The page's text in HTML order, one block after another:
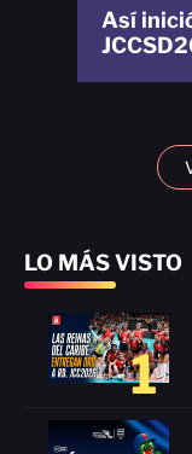
LO MÁS VISTO
1
Así